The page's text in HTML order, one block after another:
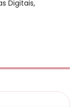
Digitais,